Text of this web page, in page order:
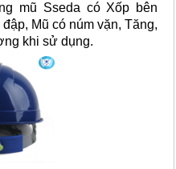
mũ Sseda có Xốp bên
Mũ có núm vặn, Tăng,
khi sử dụng.